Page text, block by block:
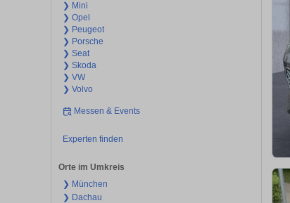
❯ Mini
❯ Opel
❯ Peugeot
❯ Porsche
❯ Seat
❯ Skoda
❯ VW
❯ Volvo
Messen & Events
Experten finden
Orte im Umkreis
❯ München
❯ Dachau